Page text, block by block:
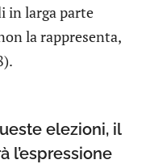
in larga parte
la rappresenta,
elezioni, il
l’espressione